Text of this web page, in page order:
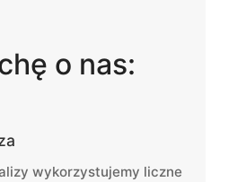
o nas:
wykorzystujemy liczne